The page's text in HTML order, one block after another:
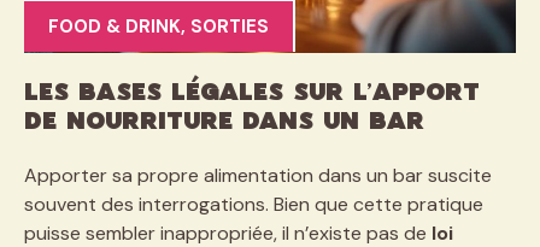
FOOD & DRINK, SORTIES
Les bases légales sur l’apport
de nourriture dans un bar
Apporter sa propre alimentation dans un bar suscite
souvent des interrogations. Bien que cette pratique
puisse sembler inappropriée, il n’existe pas de loi